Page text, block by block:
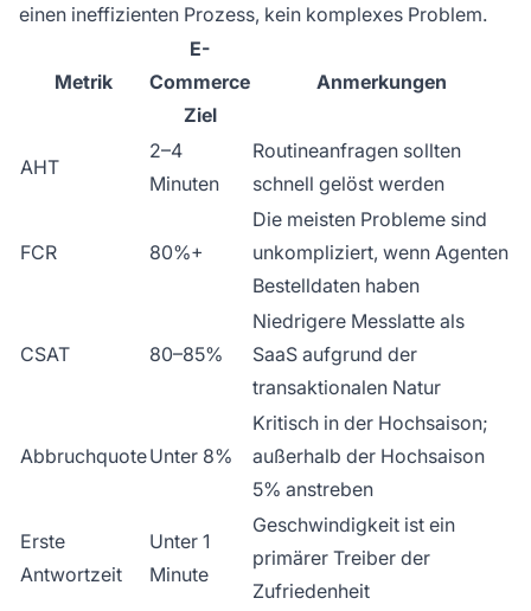
einen ineffizienten Prozess, kein komplexes Problem.
Metrik
E-
Commerce
Ziel
Anmerkungen
AHT
2–4
Minuten
Routineanfragen sollten
schnell gelöst werden
FCR 80%+
Die meisten Probleme sind
unkompliziert, wenn Agenten
Bestelldaten haben
CSAT 80–85%
Niedrigere Messlatte als
SaaS aufgrund der
transaktionalen Natur
AbbruchquoteUnter 8%
Kritisch in der Hochsaison;
außerhalb der Hochsaison
5% anstreben
Erste
Antwortzeit
Unter 1
Minute
Geschwindigkeit ist ein
primärer Treiber der
Zufriedenheit